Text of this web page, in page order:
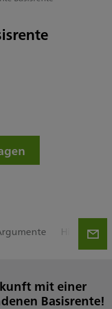
Highlights
mit einer
Basisrente!